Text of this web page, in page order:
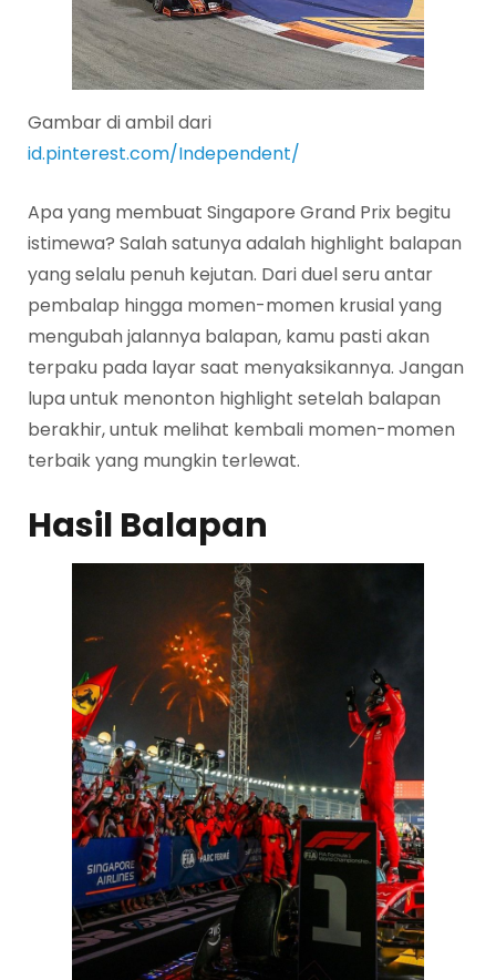
Gambar di ambil dari
id.pinterest.com/Independent/
Apa yang membuat Singapore Grand Prix begitu
istimewa? Salah satunya adalah highlight balapan
yang selalu penuh kejutan. Dari duel seru antar
pembalap hingga momen-momen krusial yang
mengubah jalannya balapan, kamu pasti akan
terpaku pada layar saat menyaksikannya. Jangan
lupa untuk menonton highlight setelah balapan
berakhir, untuk melihat kembali momen-momen
terbaik yang mungkin terlewat.
Hasil Balapan